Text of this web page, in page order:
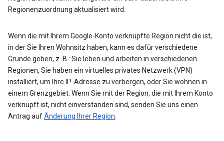
Regionenzuordnung aktualisiert wird.
Wenn die mit Ihrem Google-Konto verknüpfte Region nicht die ist,
in der Sie Ihren Wohnsitz haben, kann es dafür verschiedene
Gründe geben, z. B.: Sie leben und arbeiten in verschiedenen
Regionen, Sie haben ein virtuelles privates Netzwerk (VPN)
installiert, um Ihre IP-Adresse zu verbergen, oder Sie wohnen in
einem Grenzgebiet. Wenn Sie mit der Region, die mit Ihrem Konto
verknüpft ist, nicht einverstanden sind, senden Sie uns einen
Antrag aufÄnderung Ihrer Region